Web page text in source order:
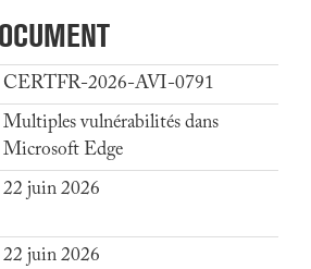
CERTFR-2026-AVI-0791
Multiples vulnérabilités dans
Microsoft Edge
22 juin 2026
22 juin 2026